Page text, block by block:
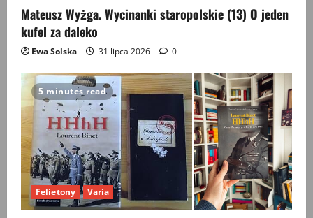
Mateusz Wyżga. Wycinanki staropolskie (13) O jeden
kufel za daleko
Ewa Solska 31 lipca 2026 0
5 minutes read
Felietony Varia